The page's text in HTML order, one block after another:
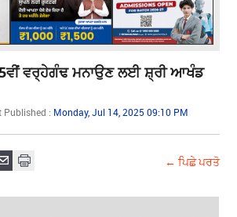
ਵਰ੍ਹੇਗੰਢ ਮਨਾਉਣ ਲਈ ਸ਼੍ਰੀ ਆਖੰਡ
Published : Monday, Jul 14, 2025 09:10 PM
← ਪਿਛੇ ਪਰਤੋ